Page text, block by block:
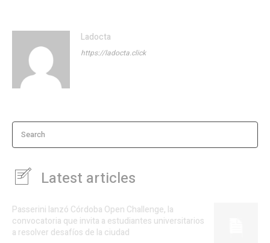
Ladocta
https://ladocta.click
Search
Latest articles
Passerini lanzó Córdoba Open Challenge, la
convocatoria que invita a estudiantes universitarios
a resolver desafíos de la ciudad